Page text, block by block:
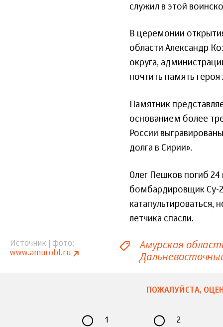
служил в этой
В церемонии
области Александр
округа,
почтить память
Памятник
основанием более
России
долга в Сирии».
Олег Пешков погиб 24
бомбардировщик Су-
катапультироваться,
летчика спасли.
Источник | фото
www.amurobl.ru
Амурская
ПОЖАЛУЙСТА,
1 2